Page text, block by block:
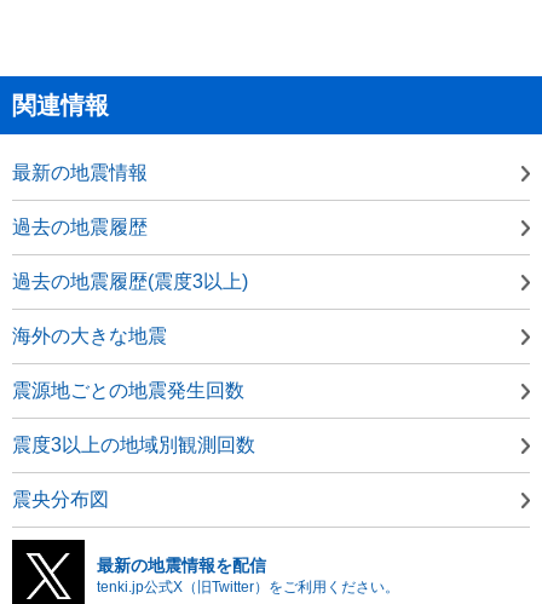
関連情報
最新の地震情報
過去の地震履歴
過去の地震履歴(震度3以上)
海外の大きな地震
震源地ごとの地震発生回数
震度3以上の地域別観測回数
震央分布図
最新の地震情報を配信
tenki.jp公式X（旧Twitter）をご利用ください。